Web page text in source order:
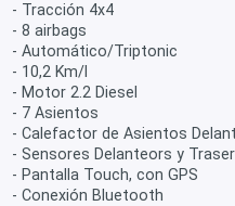
- Tracción 4x4
- 8 airbags
- Automático/Triptonic
- 10,2 Km/l
- Motor 2.2 Diesel
- 7 Asientos
- Calefactor de Asientos
- Sensores Delanteors y
- Pantalla Touch, con GPS
- Conexión Bluetooth